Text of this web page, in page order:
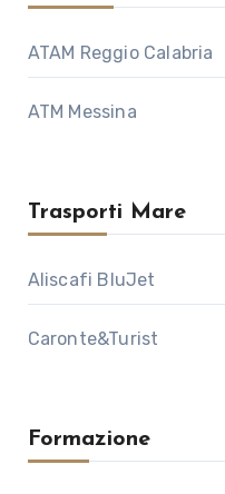
ATAM Reggio Calabria
ATM Messina
Trasporti Mare
Aliscafi BluJet
Caronte&Turist
Formazione